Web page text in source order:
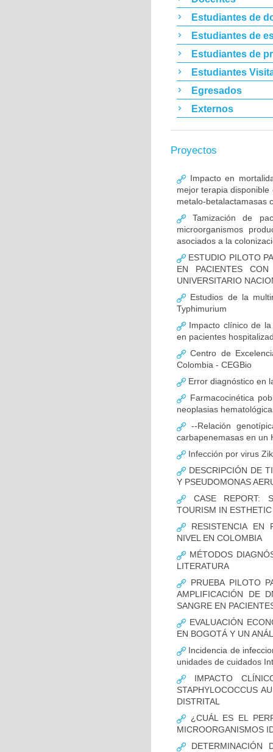
Estudiantes de
Estudiantes de
Estudiantes de
Estudiantes
Egresados
Externos
Proyectos
Impacto en
mejor terapia
metalo-betalactamasas
Tamización de
microorganismos
asociados a la
ESTUDIO PILOTO
EN PACIENTES
UNIVERSITARIO
Estudios de la
Typhimurium
Impacto clínico de
en pacientes
Centro de
Colombia - CEGBio
Error diagnóstico en
Farmacocinética
neoplasias
--Relación
carbapenemasas en un
Infección por virus
DESCRIPCIÓN DE
Y PSEUDOMONAS
CASE REPORT:
TOURISM IN
RESISTENCIA EN
NIVEL EN COLOMBIA
MÉTODOS
LITERATURA
PRUEBA PILOTO
AMPLIFICACIÓN DE
SANGRE EN
EVALUACIÓN
EN BOGOTÁ Y UN
Incidencia de
unidades de cuidados
IMPACTO
STAPHYLOCOCCUS
DISTRITAL
¿CUÁL ES EL
MICROORGANISMOS
DETERMINACIÓN